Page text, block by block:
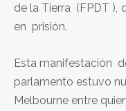
de la Tierra (FPDT ),
en prisión.
Esta manifestación
parlamento estuvo
Melbourne entre